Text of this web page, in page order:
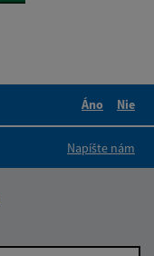
Áno
Nie
Napíšte nám